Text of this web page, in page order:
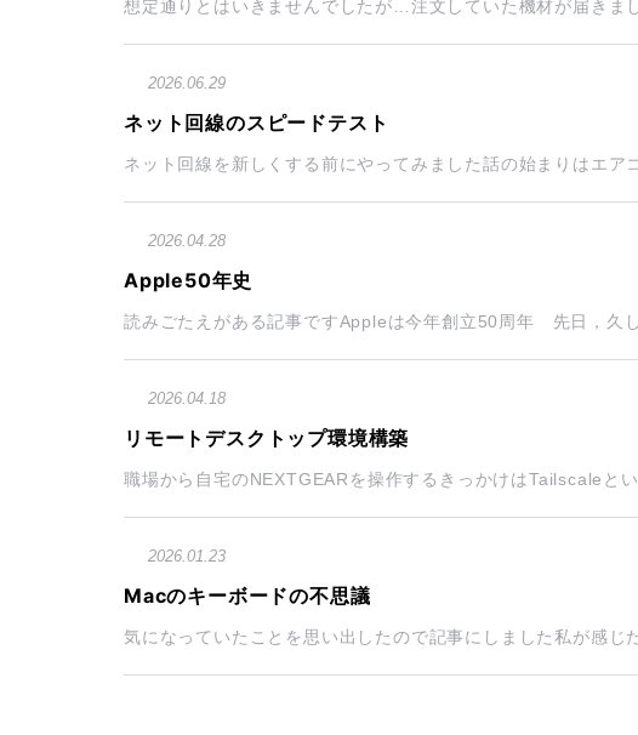
想定通りとはいきませんでしたが…注文していた機材が届きま
2026.06.29
ネット回線のスピードテスト
ネット回線を新しくする前にやってみました話の始まりはエ
2026.04.28
Apple50年史
読みごたえがある記事ですAppleは今年創立50周年 先日，久
2026.04.18
リモートデスクトップ環境構築
職場から自宅のNEXTGEARを操作するきっかけはTailscaleと
2026.01.23
Macのキーボードの不思議
気になっていたことを思い出したので記事にしました私が感